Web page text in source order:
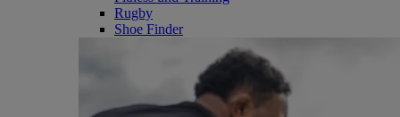
Rugby
Shoe Finder